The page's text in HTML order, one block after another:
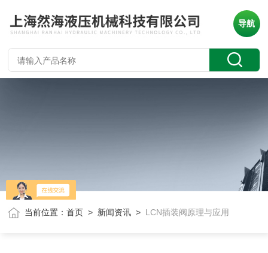
导航
当前位置：首页 > 新闻资讯 > LCN插装阀原理与应用